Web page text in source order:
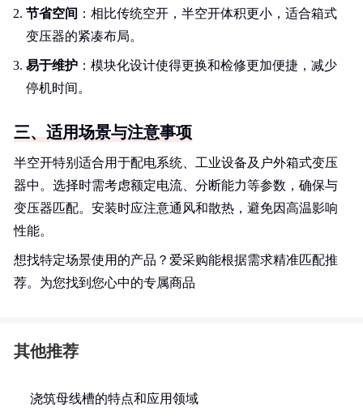
节省空间 ：相比传统空开，半空开体积更小，适合箱式
变压器的紧凑布局。
易于维护 ：模块化设计使得更换和检修更加便捷，减少
停机时间。
三、适用场景与注意事项
半空开特别适合用于配电系统、工业设备及户外箱式变压
器中。选择时需考虑额定电流、分断能力等参数，确保与
变压器匹配。安装时应注意通风和散热，避免因高温影响
性能。
想找特定场景使用的产品？爱采购能根据需求精准匹配推
荐。为您找到您心中的专属商品
其他推荐
浇筑母线槽的特点和应用领域